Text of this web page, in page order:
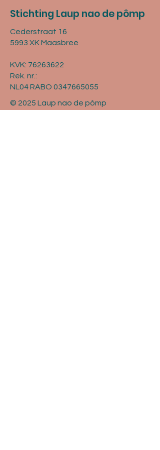
Stichting Laup nao de pômp
Cederstraat 16
5993 XK Maasbree
KVK: 76263622
Rek. nr.:
NL04 RABO 0347665055
© 2025 Laup nao de pômp